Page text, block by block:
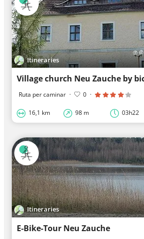
Itineraries
Village church Neu Zauche by
Ruta per caminar · 0 ·
16,1 km 98 m 03h22
Itineraries
E-Bike-Tour Neu Zauche